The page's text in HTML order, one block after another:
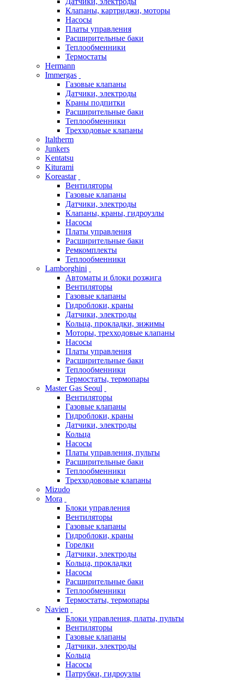
Клапаны, картриджи, моторы
Насосы
Платы управления
Расширительные баки
Теплообменники
Термостаты
Hermann
Immergas
Газовые клапаны
Датчики, электроды
Краны подпитки
Расширительные баки
Теплообменники
Трехходовые клапаны
Italtherm
Junkers
Kentatsu
Kiturami
Koreastar
Вентиляторы
Газовые клапаны
Датчики, электроды
Клапаны, краны, гидроузлы
Насосы
Платы управления
Расширительные баки
Ремкомплекты
Теплообменники
Lamborghini
Автоматы и блоки розжига
Вентиляторы
Газовые клапаны
Гидроблоки, краны
Датчики, электроды
Кольца, прокладки, зижимы
Моторы, трехходовые клапаны
Насосы
Платы управления
Расширительные баки
Теплообменники
Термостаты, термопары
Master Gas Seoul
Вентиляторы
Газовые клапаны
Гидроблоки, краны
Датчики, электроды
Кольца
Насосы
Платы управления, пульты
Расширительные баки
Теплообменники
Трехходововые клапаны
Mizudo
Mora
Блоки управления
Вентиляторы
Газовые клапаны
Гидроблоки, краны
Горелки
Датчики, электроды
Кольца, прокладки
Насосы
Расширительные баки
Теплообменники
Термостаты, термопары
Navien
Блоки управления, платы, пульты
Вентиляторы
Газовые клапаны
Датчики, электроды
Кольца
Насосы
Патрубки, гидроузлы